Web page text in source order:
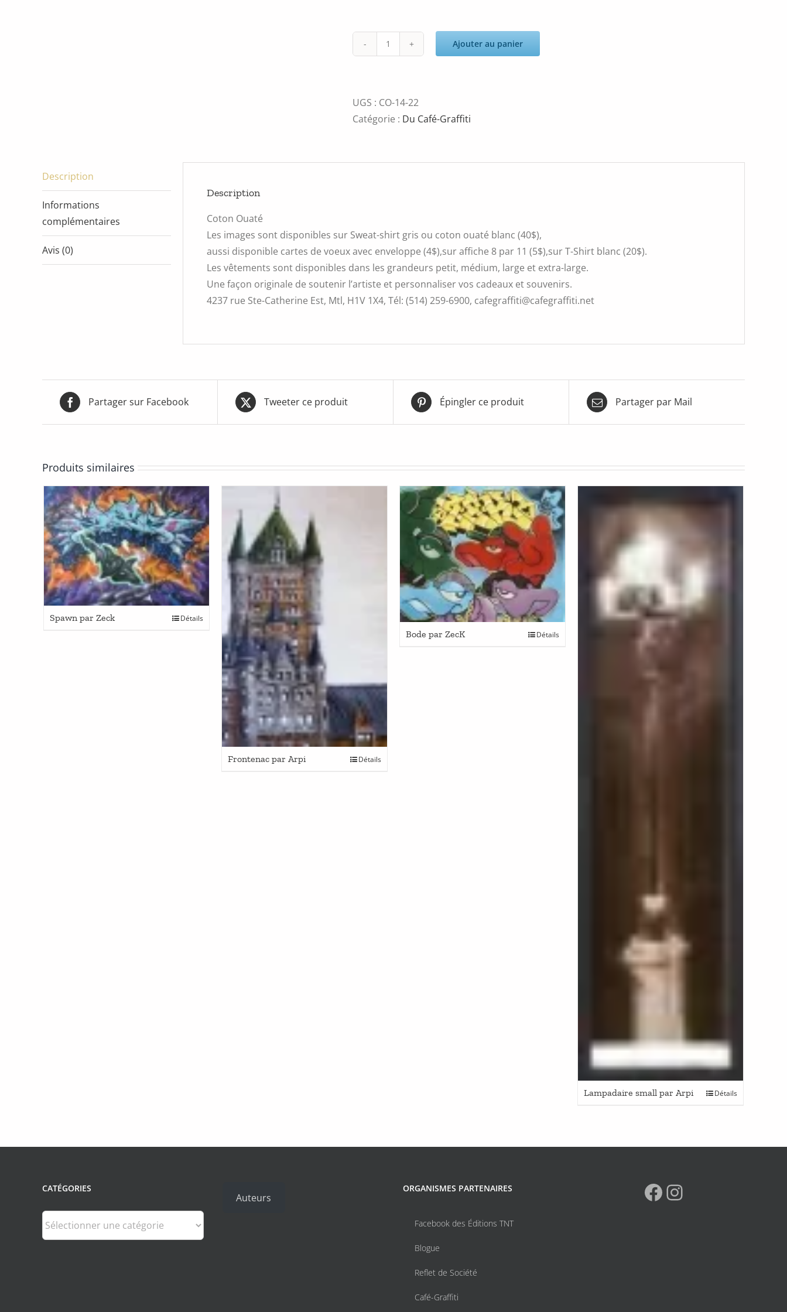
quantité
vagues
bleues
Ajouter au panier
UGS : CO-14-22
Catégorie : Du Café-Graffiti
Description
Informations
complémentaires
Avis (0)
Description
Coton Ouaté
Les images sont disponibles sur Sweat-shirt gris ou coton ouaté blanc (40$),
aussi disponible cartes de voeux avec enveloppe (4$),sur affiche 8 par 11 (5$),sur T-Shirt blanc (20$).
Les vêtements sont disponibles dans les grandeurs petit, médium, large et extra-large.
Une façon originale de soutenir l’artiste et personnaliser vos cadeaux et souvenirs.
4237 rue Ste-Catherine Est, Mtl, H1V 1X4, Tél: (514) 259-6900, cafegraffiti@cafegraffiti.net
Partager sur Facebook Tweeter ce produit Épingler ce produit Partager par Mail
Produits similaires
Spawn par Zeck Détails
Frontenac par Arpi Détails
Bode par ZecK Détails
Lampadaire small par Arpi Détails
CATÉGORIES
Catégories
Auteurs
ORGANISMES PARTENAIRES
Facebook des Éditions TNT
Blogue
Reflet de Société
Café-Graffiti
Facebook